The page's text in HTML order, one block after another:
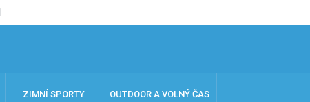
ZIMNÍ SPORTY OUTDOOR A VOLNÝ ČAS